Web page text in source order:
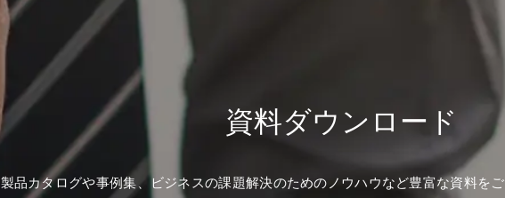
資料ダウンロード
製品カタログや事例集、ビジネスの課題解決のためのノウハウなど豊富な資料を